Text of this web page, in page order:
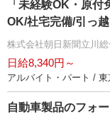
「未経験OK・原
OK/社宅完備/引っ
株式会社朝日新聞立川
日給8,340円～
アルバイト・パート / 東
自動車製品のフォ